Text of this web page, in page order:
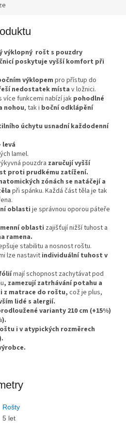
výklopný rošt s pouzdry
poskytuje vyšší komfort při
výklopem pro přístup do
nedostatek místa v ložnici.
více funkcemi nabízí jak pohodlné
nohou, tak i boční odklápění
úchytu usnadní každodenní
levá
lamel.
pouzdra zaručují vyšší
proti prudkému zatížení.
zónách se natáčejí a
při spánku. Každá část těla je tak
oblasti je správnou oporou páteře
oblasti zajišťují nižší tuhost a
ramena.
stabilitu a nosnost roštu.
lze nastavit individuální tuhost v
mají schopnost zachytávat pod
, zamezují zatrhávání potahu a
z matrace do roštu, což je plus,
lidé s alergií.
varianty 210 cm (+15%)
i v atypických rozměrech
Rošty
5 let